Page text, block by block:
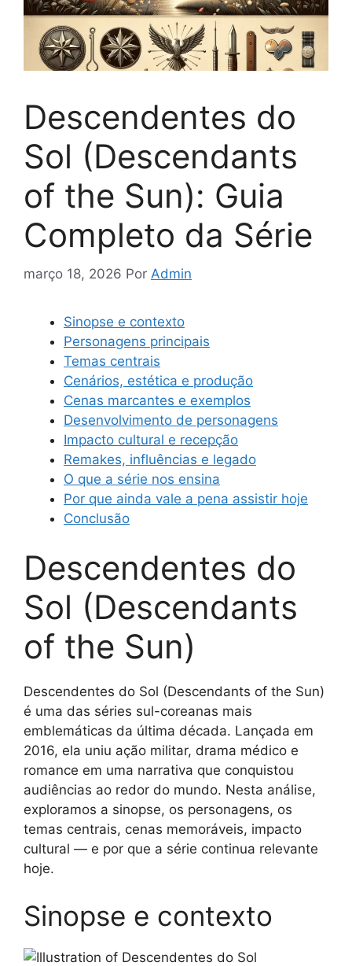
Descendentes do
Sol (Descendants
of the Sun): Guia
Completo da Série
março 18, 2026 Por Admin
Sinopse e contexto
Personagens principais
Temas centrais
Cenários, estética e produção
Cenas marcantes e exemplos
Desenvolvimento de personagens
Impacto cultural e recepção
Remakes, influências e legado
O que a série nos ensina
Por que ainda vale a pena assistir hoje
Conclusão
Descendentes do
Sol (Descendants
of the Sun)
Descendentes do Sol (Descendants of the Sun)
é uma das séries sul-coreanas mais
emblemáticas da última década. Lançada em
2016, ela uniu ação militar, drama médico e
romance em uma narrativa que conquistou
audiências ao redor do mundo. Nesta análise,
exploramos a sinopse, os personagens, os
temas centrais, cenas memoráveis, impacto
cultural — e por que a série continua relevante
hoje.
Sinopse e contexto